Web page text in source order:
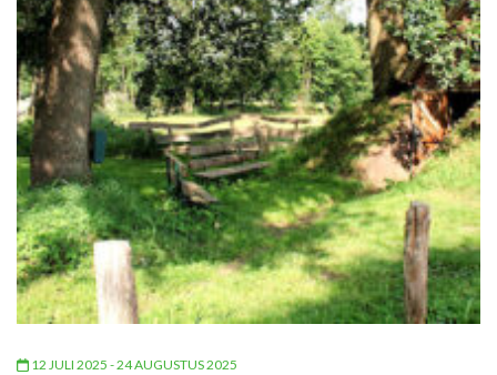
12 JULI 2025 - 24 AUGUSTUS 2025